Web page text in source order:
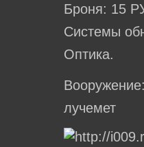
Броня: 15
Системы
Оптика.
лучемет